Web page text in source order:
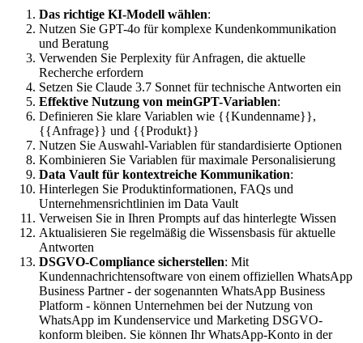
Das richtige KI-Modell wählen:
Nutzen Sie GPT-4o für komplexe Kundenkommunikation
und Beratung
Verwenden Sie Perplexity für Anfragen, die aktuelle
Recherche erfordern
Setzen Sie Claude 3.7 Sonnet für technische Antworten ein
Effektive Nutzung von meinGPT-Variablen:
Definieren Sie klare Variablen wie {{Kundenname}},
{{Anfrage}} und {{Produkt}}
Nutzen Sie Auswahl-Variablen für standardisierte Optionen
Kombinieren Sie Variablen für maximale Personalisierung
Data Vault für kontextreiche Kommunikation:
Hinterlegen Sie Produktinformationen, FAQs und
Unternehmensrichtlinien im Data Vault
Verweisen Sie in Ihren Prompts auf das hinterlegte Wissen
Aktualisieren Sie regelmäßig die Wissensbasis für aktuelle
Antworten
DSGVO-Compliance sicherstellen: Mit
Kundennachrichtensoftware von einem offiziellen WhatsApp
Business Partner - der sogenannten WhatsApp Business
Platform - können Unternehmen bei der Nutzung von
WhatsApp im Kundenservice und Marketing DSGVO-
konform bleiben. Sie können Ihr WhatsApp-Konto in der